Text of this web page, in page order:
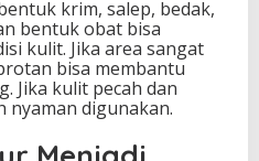
krim, salep, bedak,
bentuk obat bisa
kulit. Jika area sangat
bisa membantu
Jika kulit pecah dan
nyaman digunakan.